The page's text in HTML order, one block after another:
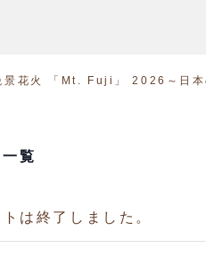
花火 「Mt. Fuji」 2026～日本
覧
は終了しました。